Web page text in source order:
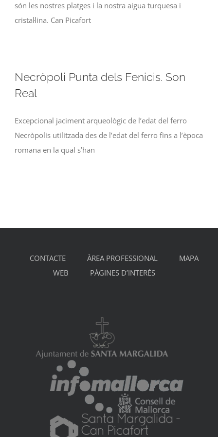
són les nostres platges i la nostra aigua turquesa i
cristal·lina. Can Picafort
Necròpoli Punta dels Fenicis. Son
Real
Excepcional jaciment arqueològic de l’edat del ferro
Necròpolis utilitzada des de l’edat del ferro fins a l’època
romana en la qual s’han
CONTACTE ÀREA PROFESSIONAL
MAPA
WEB
PÀGINES D’INTERÈS